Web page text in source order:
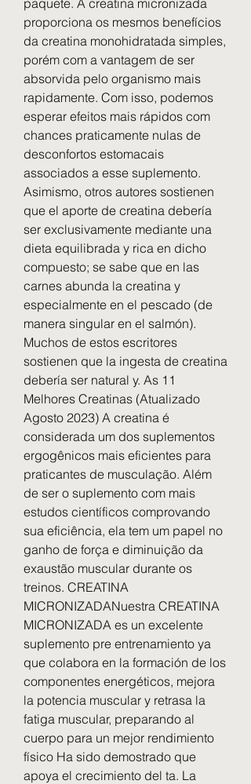
proporciona os mesmos benefícios
da creatina monohidratada simples,
porém com a vantagem de ser
absorvida pelo organismo mais
rapidamente. Com isso, podemos
esperar efeitos mais rápidos com
chances praticamente nulas de
desconfortos estomacais
associados a esse suplemento.
Asimismo, otros autores sostienen
que el aporte de creatina debería
ser exclusivamente mediante una
dieta equilibrada y rica en dicho
compuesto; se sabe que en las
carnes abunda la creatina y
especialmente en el pescado (de
manera singular en el salmón).
Muchos de estos escritores
sostienen que la ingesta de creatina
debería ser natural y. As 11
Melhores Creatinas (Atualizado
Agosto 2023) A creatina é
considerada um dos suplementos
ergogênicos mais eficientes para
praticantes de musculação. Além
de ser o suplemento com mais
estudos científicos comprovando
sua eficiência, ela tem um papel no
ganho de força e diminuição da
exaustão muscular durante os
treinos. CREATINA
MICRONIZADANuestra CREATINA
MICRONIZADA es un excelente
suplemento pre entrenamiento ya
que colabora en la formación de los
componentes energéticos, mejora
la potencia muscular y retrasa la
fatiga muscular, preparando al
cuerpo para un mejor rendimiento
físico Ha sido demostrado que
apoya el crecimiento del ta. La